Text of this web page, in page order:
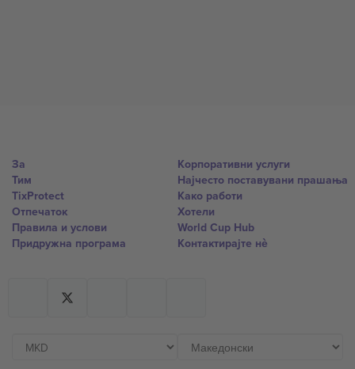
За
Тим
TixProtect
Отпечаток
Правила и услови
Придружна програма
Корпоративни услуги
Најчесто поставувани прашања
Како работи
Хотели
World Cup Hub
Контактирајте нѐ